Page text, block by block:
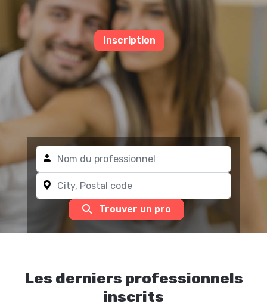
Inscription
Trouver un pro
Les derniers professionnels
inscrits